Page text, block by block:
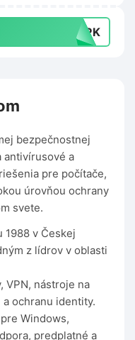
TOPK
bezpečnostnej
antivírusové a
pre počítače,
úrovňou ochrany
svete.
1988 v Českej
z lídrov v oblasti
VPN, nástroje na
ochranu identity.
Windows,
predplatné a